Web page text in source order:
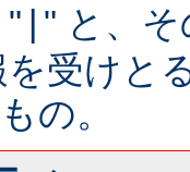
" と、
を受けと
の。